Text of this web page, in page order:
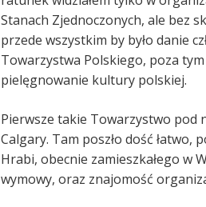
Stanach Zjednoczonych, ale bez
przede wszystkim by było danie
Towarzystwa Polskiego, poza
pielęgnowanie kultury polskiej.
Pierwsze takie Towarzystwo pod
Calgary. Tam poszło dość
Hrabi, obecnie zamieszkałego w
wymowy, oraz znajomość